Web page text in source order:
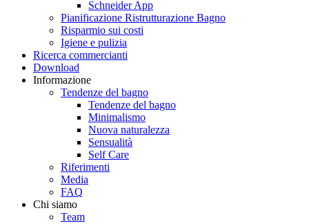
Schneider App
Pianificazione Ristrutturazione Bagno
Risparmio sui costi
Igiene e pulizia
Ricerca commercianti
Download
Informazione
Tendenze del bagno
Tendenze del bagno
Minimalismo
Nuova naturalezza
Sensualità
Self Care
Riferimenti
Media
FAQ
Chi siamo
Team